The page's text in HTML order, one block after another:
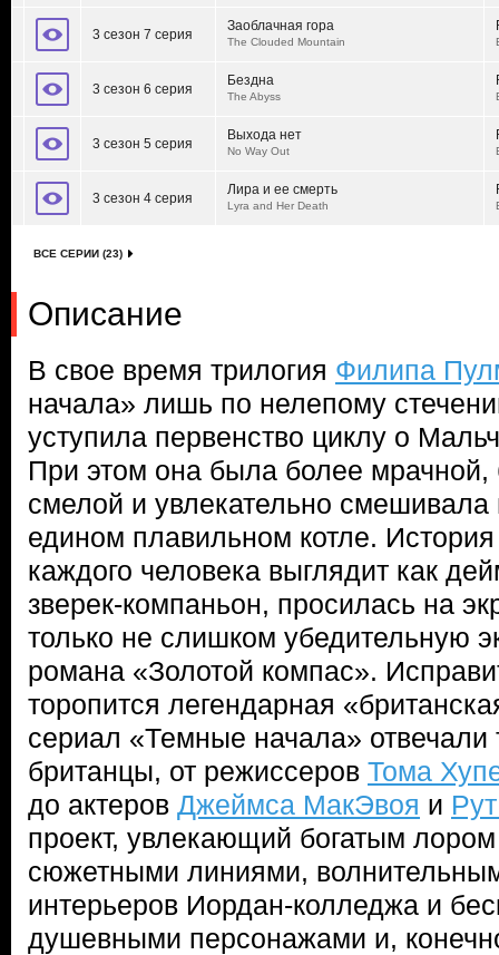
3 сезон 7 серия
Заоблачная гора
The Clouded Mountain
3 сезон 6 серия
Бездна
The Abyss
3 сезон 5 серия
Выхода нет
No Way Out
3 сезон 4 серия
Лира и ее смерть
Lyra and Her Death
ВСЕ СЕРИИ (23)
Описание
В свое время трилогия Филипа
начала» лишь по нелепому
уступила первенство циклу о
При этом она была более мрачной,
смелой и увлекательно смешивала
едином плавильном котле.
каждого человека выглядит как
зверек-компаньон, просилась на
только не слишком убедительную
романа «Золотой компас».
торопится легендарная
сериал «Темные начала» отвечали
британцы, от режиссеров Тома
до актеров Джеймса МакЭвоя и
проект, увлекающий богатым
сюжетными линиями,
интерьеров Иордан-колледжа и
душевными персонажами и,